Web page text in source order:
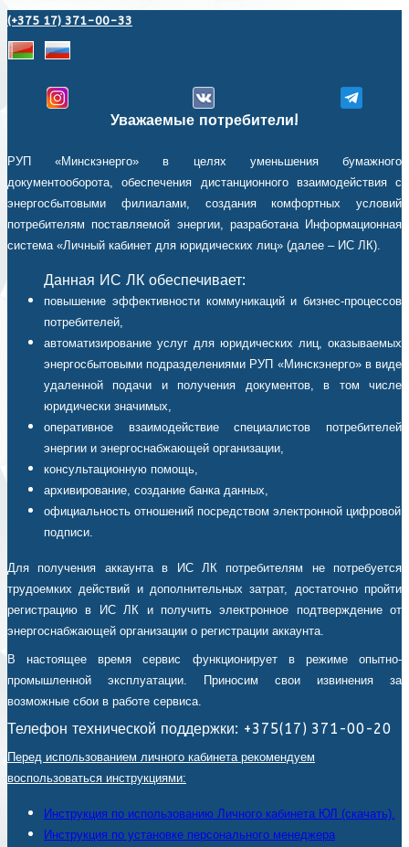
(+375 17) 371-00-33
Уважаемые потребители!
РУП «Минскэнерго» в целях уменьшения бумажного
документооборота, обеспечения дистанционного взаимодействия с
энергосбытовыми филиалами, создания комфортных условий
потребителям поставляемой энергии, разработана Информационная
система «Личный кабинет для юридических лиц» (далее – ИС ЛК).
Данная ИС ЛК обеспечивает:
повышение эффективности коммуникаций и бизнес-процессов
потребителей,
автоматизирование услуг для юридических лиц, оказываемых
энергосбытовыми подразделениями РУП «Минскэнерго» в виде
удаленной подачи и получения документов, в том числе
юридически значимых,
оперативное взаимодействие специалистов потребителей
энергии и энергоснабжающей организации,
консультационную помощь,
архивирование, создание банка данных,
официальность отношений посредством электронной цифровой
подписи.
Для получения аккаунта в ИС ЛК потребителям не потребуется
трудоемких действий и дополнительных затрат, достаточно пройти
регистрацию в ИС ЛК и получить электронное подтверждение от
энергоснабжающей организации о регистрации аккаунта.
В настоящее время сервис функционирует в режиме опытно-
промышленной эксплуатации. Приносим свои извинения за
возможные сбои в работе сервиса.
Телефон технической поддержки: +375(17) 371-00-20
Перед использованием личного кабинета рекомендуем
воспользоваться инструкциями:
Инструкция по использованию Личного кабинета ЮЛ (скачать).
Инструкция по установке персонального менеджера